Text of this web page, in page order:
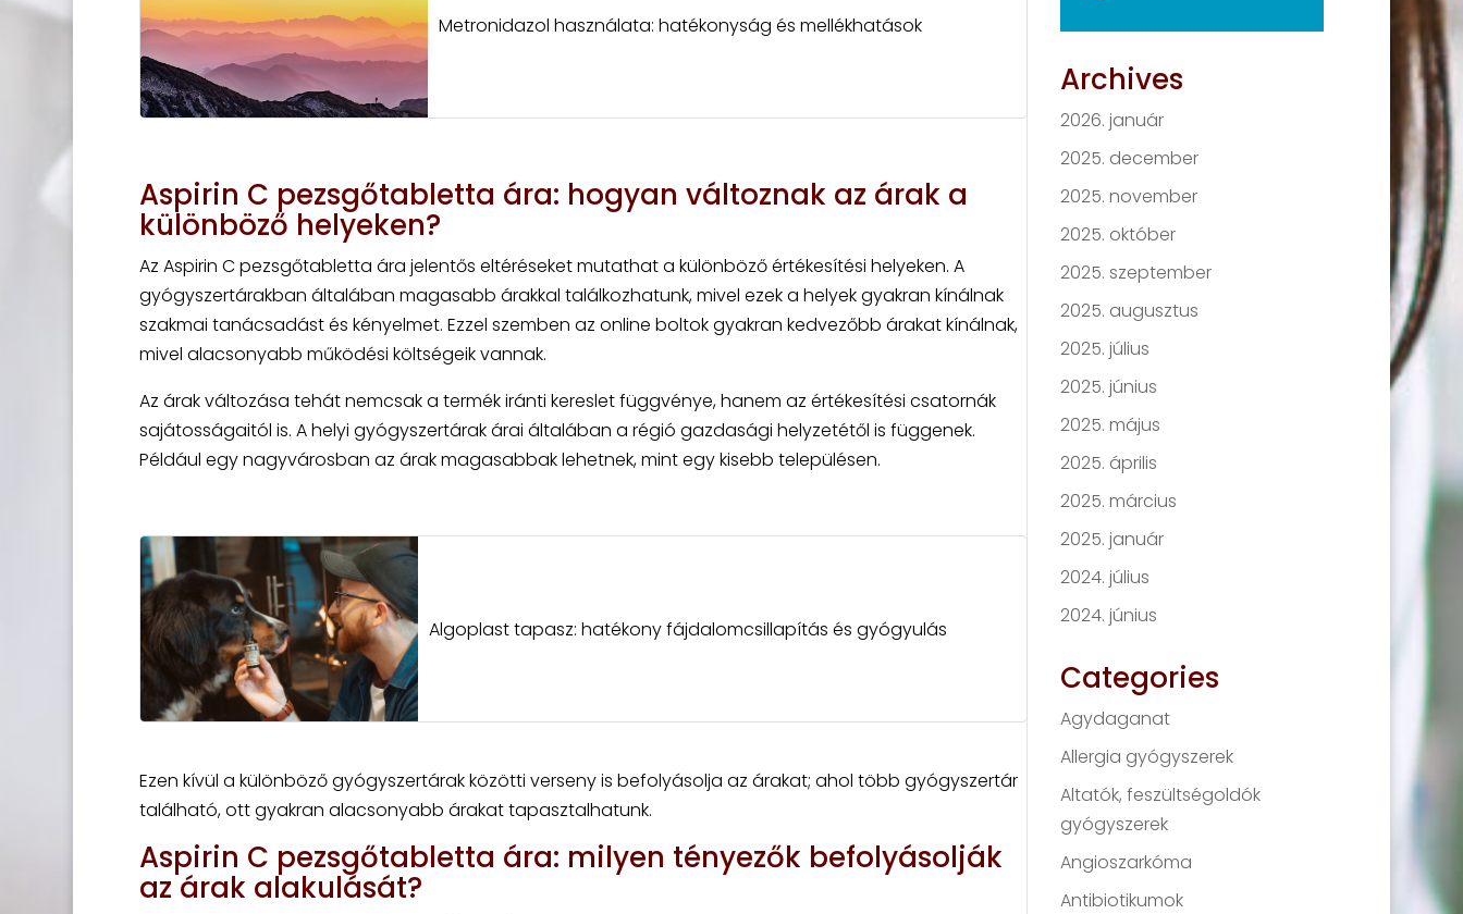
Metronidazol használata: hatékonyság és mellékhatások
Aspirin C pezsgőtabletta ára: hogyan változnak az árak a
különböző helyeken?
Az Aspirin C pezsgőtabletta ára jelentős eltéréseket mutathat a különböző értékesítési helyeken. A
gyógyszertárakban általában magasabb árakkal találkozhatunk, mivel ezek a helyek gyakran kínálnak
szakmai tanácsadást és kényelmet. Ezzel szemben az online boltok gyakran kedvezőbb árakat kínálnak,
mivel alacsonyabb működési költségeik vannak.
Az árak változása tehát nemcsak a termék iránti kereslet függvénye, hanem az értékesítési csatornák
sajátosságaitól is. A helyi gyógyszertárak árai általában a régió gazdasági helyzetétől is függenek.
Például egy nagyvárosban az árak magasabbak lehetnek, mint egy kisebb településen.
Algoplast tapasz: hatékony fájdalomcsillapítás és gyógyulás
Ezen kívül a különböző gyógyszertárak közötti verseny is befolyásolja az árakat; ahol több gyógyszertár
található, ott gyakran alacsonyabb árakat tapasztalhatunk.
Aspirin C pezsgőtabletta ára: milyen tényezők befolyásolják
az árak alakulását?
Archives
2026. január
2025. december
2025. november
2025. október
2025. szeptember
2025. augusztus
2025. július
2025. június
2025. május
2025. április
2025. március
2025. január
2024. július
2024. június
Categories
Agydaganat
Allergia gyógyszerek
Altatók, feszültségoldók
gyógyszerek
Angioszarkóma
Antibiotikumok